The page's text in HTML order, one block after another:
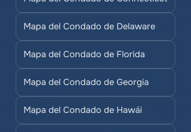
Mapa del Condado de Delaware
Mapa del Condado de Florida
Mapa del Condado de Georgia
Mapa del Condado de Hawái